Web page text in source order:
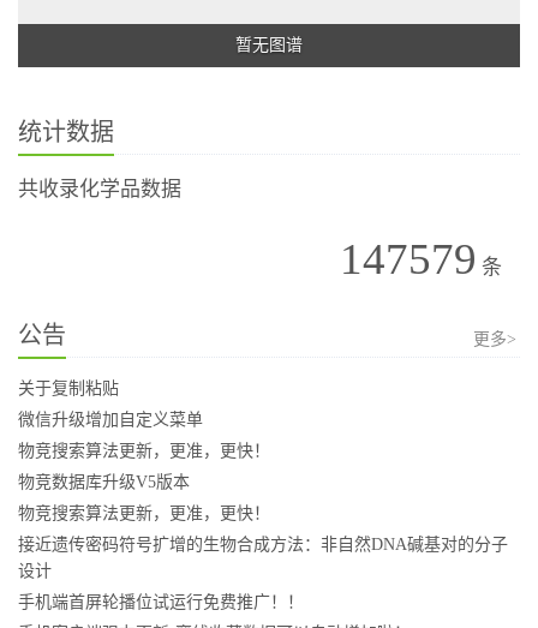
暂无图谱
统计数据
共收录化学品数据
147579 条
公告 更多>
关于复制粘贴
微信升级增加自定义菜单
物竞搜索算法更新，更准，更快！
物竞数据库升级V5版本
物竞搜索算法更新，更准，更快！
接近遗传密码符号扩增的生物合成方法：非自然DNA碱基对的分子
设计
手机端首屏轮播位试运行免费推广！！